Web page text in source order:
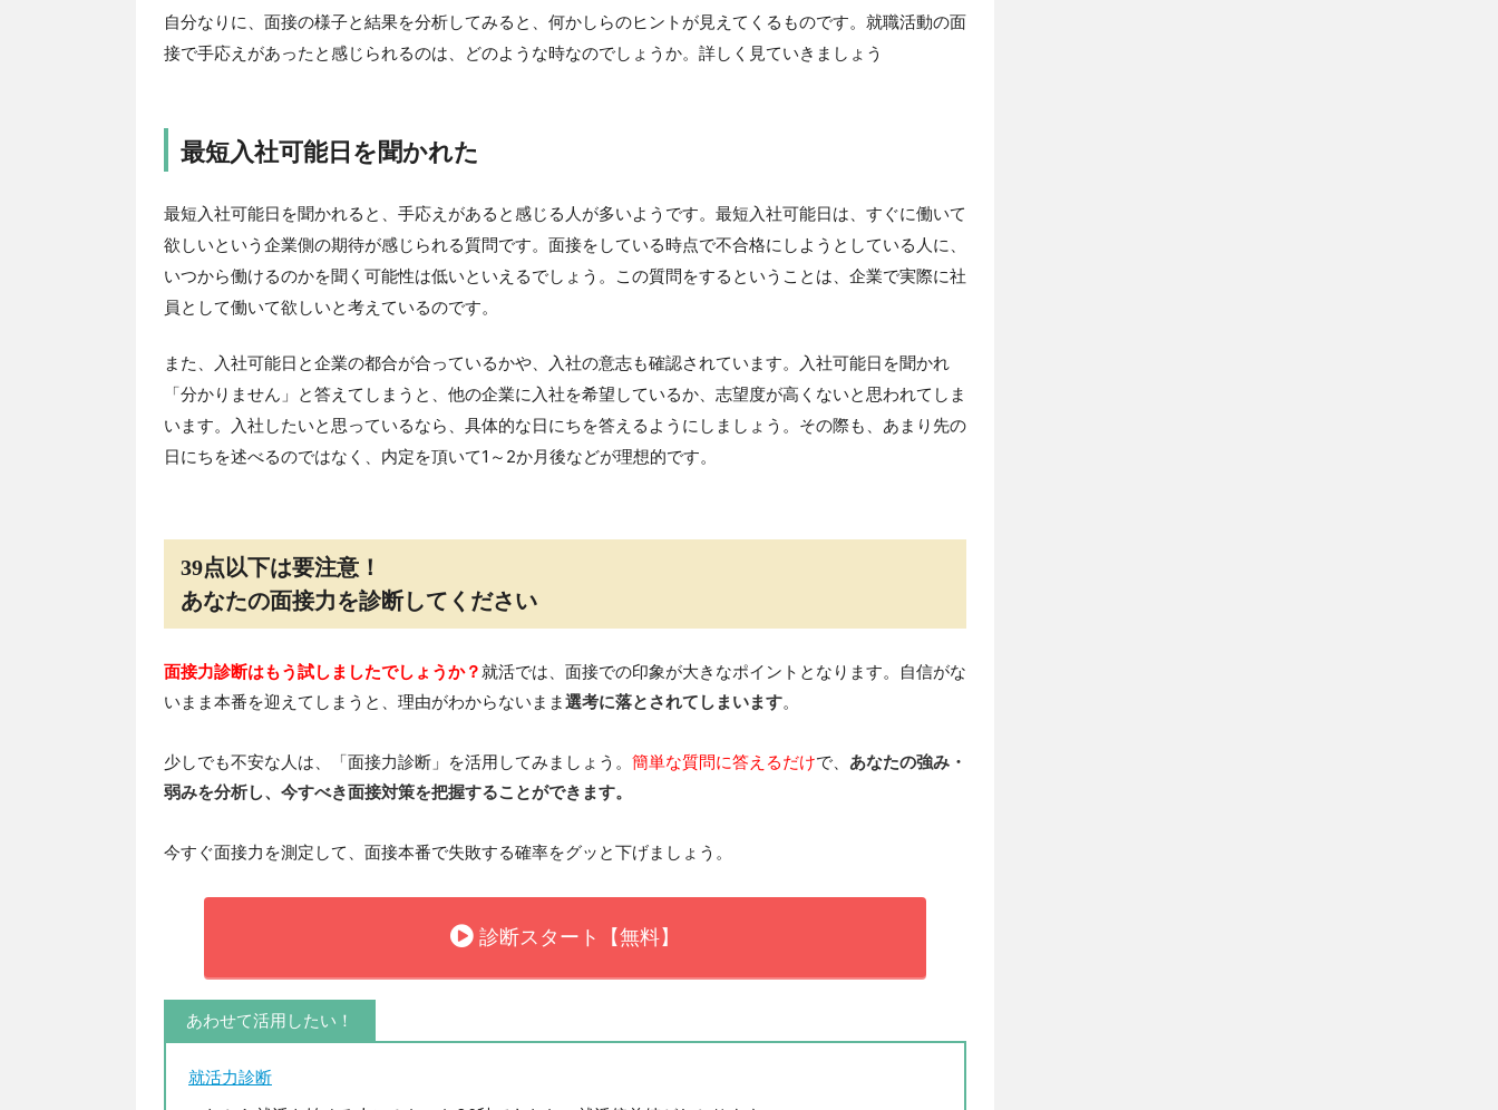
自分なりに、面接の様子と結果を分析してみると、何かしらのヒントが見えてくるものです。就職活動の面
接で手応えがあったと感じられるのは、どのような時なのでしょうか。詳しく見ていきましょう
最短入社可能日を聞かれた
最短入社可能日を聞かれると、手応えがあると感じる人が多いようです。最短入社可能日は、すぐに働いて
欲しいという企業側の期待が感じられる質問です。面接をしている時点で不合格にしようとしている人に、
いつから働けるのかを聞く可能性は低いといえるでしょう。この質問をするということは、企業で実際に社
員として働いて欲しいと考えているのです。
また、入社可能日と企業の都合が合っているかや、入社の意志も確認されています。入社可能日を聞かれ
「分かりません」と答えてしまうと、他の企業に入社を希望しているか、志望度が高くないと思われてしま
います。入社したいと思っているなら、具体的な日にちを答えるようにしましょう。その際も、あまり先の
日にちを述べるのではなく、内定を頂いて1～2か月後などが理想的です。
39点以下は要注意！
あなたの面接力を診断してください
面接力診断はもう試しましたでしょうか？就活では、面接での印象が大きなポイントとなります。自信がな
いまま本番を迎えてしまうと、理由がわからないまま選考に落とされてしまいます。
少しでも不安な人は、「面接力診断」を活用してみましょう。 簡単な質問に答えるだけで、 あなたの強み・
弱みを分析し、今すべき面接対策を把握することができます。
今すぐ面接力を測定して、面接本番で失敗する確率をグッと下げましょう。
診断スタート【無料】
あわせて活用したい！
就活力診断